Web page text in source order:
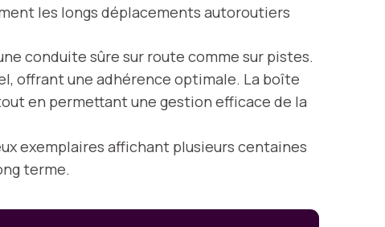
les longs déplacements autoroutiers
conduite sûre sur route comme sur pistes.
offrant une adhérence optimale. La boîte
en permettant une gestion efficace de la
exemplaires affichant plusieurs centaines
terme.